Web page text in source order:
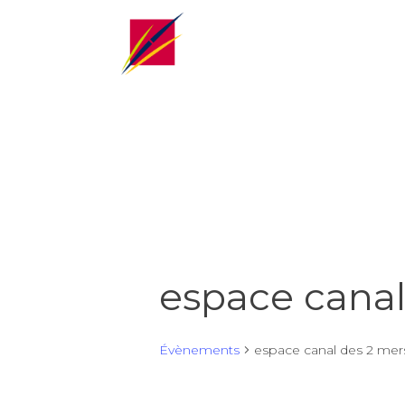
espace
Évènements espace canal des 2